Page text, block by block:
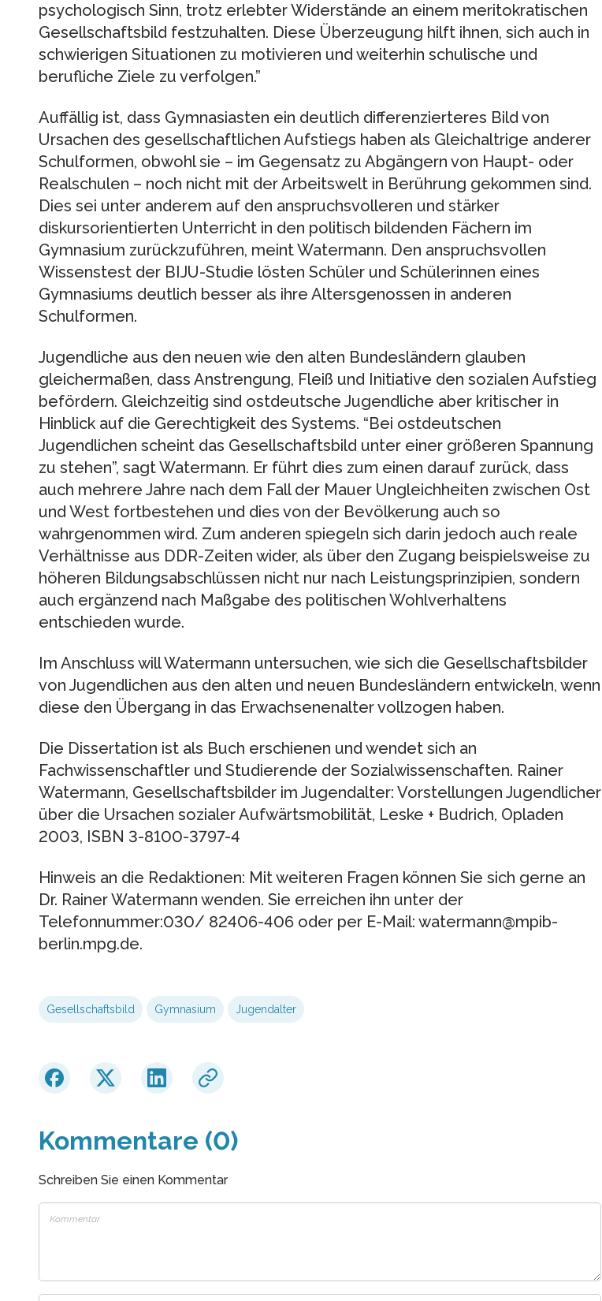
psychologisch Sinn, trotz erlebter Widerstände an einem meritokratischen
Gesellschaftsbild festzuhalten. Diese Überzeugung hilft ihnen, sich auch in
schwierigen Situationen zu motivieren und weiterhin schulische und
berufliche Ziele zu verfolgen.”
Auffällig ist, dass Gymnasiasten ein deutlich differenzierteres Bild von
Ursachen des gesellschaftlichen Aufstiegs haben als Gleichaltrige anderer
Schulformen, obwohl sie – im Gegensatz zu Abgängern von Haupt- oder
Realschulen – noch nicht mit der Arbeitswelt in Berührung gekommen sind.
Dies sei unter anderem auf den anspruchsvolleren und stärker
diskursorientierten Unterricht in den politisch bildenden Fächern im
Gymnasium zurückzuführen, meint Watermann. Den anspruchsvollen
Wissenstest der BIJU-Studie lösten Schüler und Schülerinnen eines
Gymnasiums deutlich besser als ihre Altersgenossen in anderen
Schulformen.
Jugendliche aus den neuen wie den alten Bundesländern glauben
gleichermaßen, dass Anstrengung, Fleiß und Initiative den sozialen Aufstieg
befördern. Gleichzeitig sind ostdeutsche Jugendliche aber kritischer in
Hinblick auf die Gerechtigkeit des Systems. “Bei ostdeutschen
Jugendlichen scheint das Gesellschaftsbild unter einer größeren Spannung
zu stehen”, sagt Watermann. Er führt dies zum einen darauf zurück, dass
auch mehrere Jahre nach dem Fall der Mauer Ungleichheiten zwischen Ost
und West fortbestehen und dies von der Bevölkerung auch so
wahrgenommen wird. Zum anderen spiegeln sich darin jedoch auch reale
Verhältnisse aus DDR-Zeiten wider, als über den Zugang beispielsweise zu
höheren Bildungsabschlüssen nicht nur nach Leistungsprinzipien, sondern
auch ergänzend nach Maßgabe des politischen Wohlverhaltens
entschieden wurde.
Im Anschluss will Watermann untersuchen, wie sich die Gesellschaftsbilder
von Jugendlichen aus den alten und neuen Bundesländern entwickeln, wenn
diese den Übergang in das Erwachsenenalter vollzogen haben.
Die Dissertation ist als Buch erschienen und wendet sich an
Fachwissenschaftler und Studierende der Sozialwissenschaften. Rainer
Watermann, Gesellschaftsbilder im Jugendalter: Vorstellungen Jugendlicher
über die Ursachen sozialer Aufwärtsmobilität, Leske + Budrich, Opladen
2003, ISBN 3-8100-3797-4
Hinweis an die Redaktionen: Mit weiteren Fragen können Sie sich gerne an
Dr. Rainer Watermann wenden. Sie erreichen ihn unter der
Telefonnummer:030/ 82406-406 oder per E-Mail: watermann@mpib-
berlin.mpg.de.
Gesellschaftsbild Gymnasium Jugendalter
Kommentare (0)
Schreiben Sie einen Kommentar